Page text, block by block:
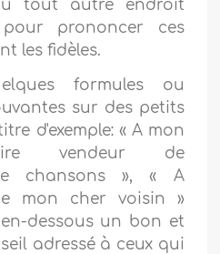
tout autre endroit
pour prononcer ces
les fidèles.
formules ou
sur des petits
d'exemple: « A mon
vendeur de
chansons », « A
mon cher voisin »
dessous un bon et
adressé à ceux qui